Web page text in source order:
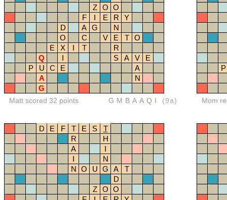
Z
O O
F
I E R
Y
D
A G
N
O
C V E T
O
E
X I T
R
Q
I S A V
E
P
U C E
A
A
N
G
Matt scored 32 points GMBAAQI (9a)
P
Mom
D E F T E S
T
R
H
A
I
I
N
N O U G A
T
D
Z
O O